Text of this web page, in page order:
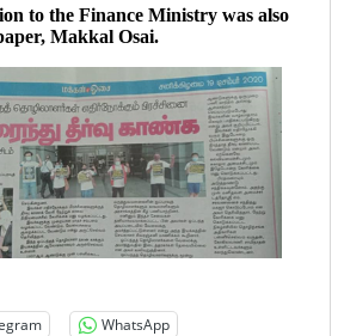
to the Finance Ministry was also
Makkal Osai.
WhatsApp